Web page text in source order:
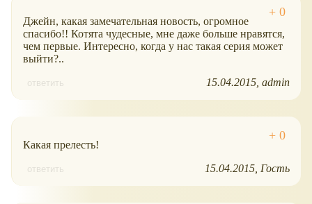
Джейн, какая замечательная новость, огромное
спасибо!! Котята чудесные, мне даже больше нравятся,
чем первые. Интересно, когда у нас такая серия может
выйти?..
ответить 15.04.2015 admin
Какая прелесть!
ответить 15.04.2015 Гость